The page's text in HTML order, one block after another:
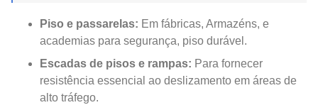
Piso e passarelas: Em fábricas, Armazéns, e
academias para segurança, piso durável.
Escadas de pisos e rampas: Para fornecer
resistência essencial ao deslizamento em áreas de
alto tráfego.